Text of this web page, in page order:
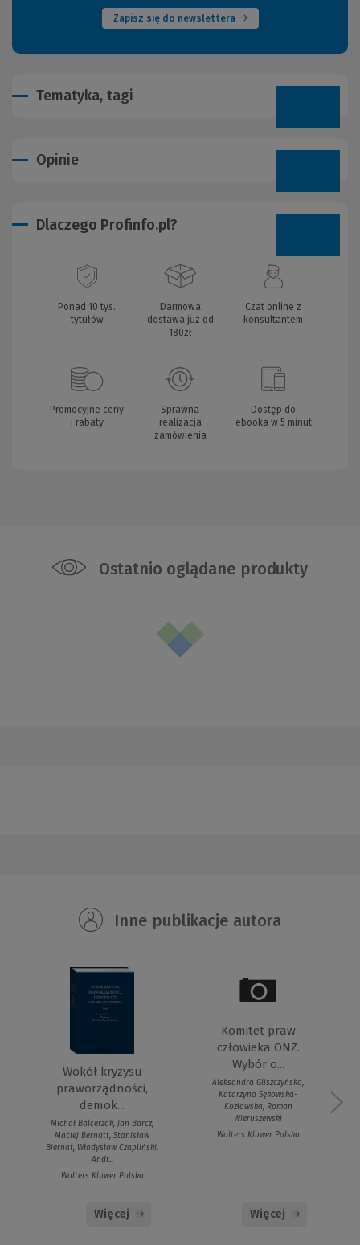
Zapisz się do newslettera
Tematyka, tagi
Opinie
Dlaczego Profinfo.pl?
Ponad 10 tys.
tytułów
Darmowa
dostawa już od
180zł
Czat online z
konsultantem
Promocyjne ceny
i rabaty
Sprawna
realizacja
zamówienia
Dostęp do
ebooka w 5 minut
Ostatnio oglądane produkty
Inne publikacje autora
Wokół kryzysu
praworządności,
demok...
Michał Balcerzak, Jan Barcz,
Maciej Bernatt, Stanisław
Biernat, Władysław Czapliński,
Andr...
Wolters Kluwer Polska
Więcej
Komitet praw
człowieka ONZ.
Wybór o...
Aleksandra Gliszczyńska,
Katarzyna Sękowska-
Kozłowska, Roman
Wieruszewski
Wolters Kluwer Polska
Więcej